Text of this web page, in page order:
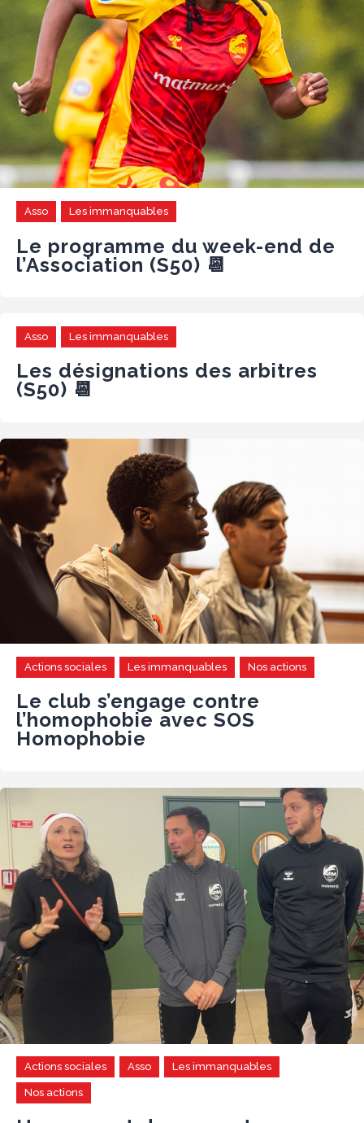
Asso Les immanquables
Le programme du week-end de
l’Association (S50) 📆
Asso Les immanquables
Les désignations des arbitres
(S50) 📆
Actions sociales Les immanquables Nos actions
Le club s’engage contre
l’homophobie avec SOS
Homophobie
Actions sociales Asso Les immanquables
Nos actions